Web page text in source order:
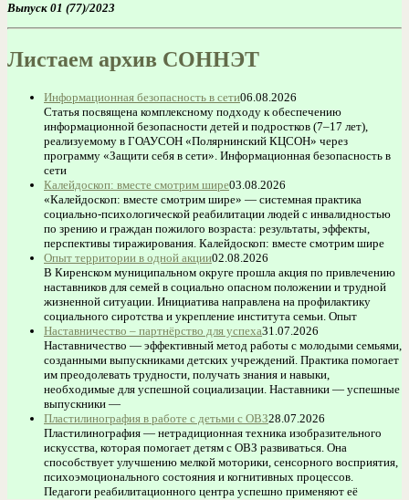
Выпуск 01 (77)/2023
Листаем архив СОННЭТ
Информационная безопасность в сети06.08.2026
Статья посвящена комплексному подходу к обеспечению
информационной безопасности детей и подростков (7–17 лет),
реализуемому в ГОАУСОН «Полярнинский КЦСОН» через
программу «Защити себя в сети». Информационная безопасность в
сети
Калейдоскоп: вместе смотрим шире03.08.2026
«Калейдоскоп: вместе смотрим шире» — системная практика
социально-психологической реабилитации людей с инвалидностью
по зрению и граждан пожилого возраста: результаты, эффекты,
перспективы тиражирования. Калейдоскоп: вместе смотрим шире
Опыт территории в одной акции02.08.2026
В Киренском муниципальном округе прошла акция по привлечению
наставников для семей в социально опасном положении и трудной
жизненной ситуации. Инициатива направлена на профилактику
социального сиротства и укрепление института семьи. Опыт
Наставничество – партнёрство для успеха31.07.2026
Наставничество — эффективный метод работы с молодыми семьями,
созданными выпускниками детских учреждений. Практика помогает
им преодолевать трудности, получать знания и навыки,
необходимые для успешной социализации. Наставники — успешные
выпускники —
Пластилинография в работе с детьми с ОВЗ28.07.2026
Пластилинография — нетрадиционная техника изобразительного
искусства, которая помогает детям с ОВЗ развиваться. Она
способствует улучшению мелкой моторики, сенсорного восприятия,
психоэмоционального состояния и когнитивных процессов.
Педагоги реабилитационного центра успешно применяют её